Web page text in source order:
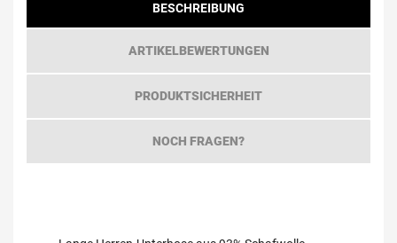
BESCHREIBUNG
ARTIKELBEWERTUNGEN
PRODUKTSICHERHEIT
NOCH FRAGEN?